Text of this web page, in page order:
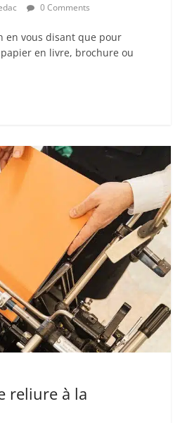
0 Comments
en vous disant que pour
en livre, brochure ou
reliure à la